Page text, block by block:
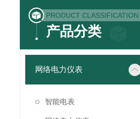
PRODUCT CLASSIFICATION
产品分类
网络电力仪表
智能电表